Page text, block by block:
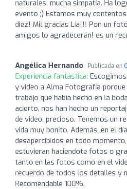
naturales, mucha simpatía. Ha
evento ;) Estamos muy
diez! Mil gracias Lía!!! Pon un
amigos lo agradecerán! es un
Angélica Hernando Publicada en
Experiencia fantástica:
y video a Alma Fotografía
trabajo que había hecho en la
acierto, nos han hecho un
de video, precioso. Tenemos un
vida muy bonito. Además, en el
desapercibidos en todo
estuvieran haciendote fotos o
tanto en las fotos como en el
recuerdo de todos los detalles y
Recomendable 100%.